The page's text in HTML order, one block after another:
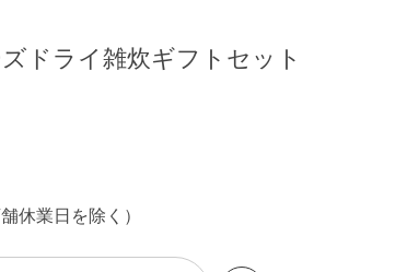
ドライ雑炊ギフトセット
休業日を除く）